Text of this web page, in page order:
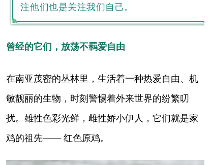
注他们也是关注我们自己。
曾经的它们，放荡不羁爱自由
在南亚茂密的丛林里，生活着一种热爱自由、机
敏靓丽的生物，时刻警惕着外来世界的纷繁叨
扰。雄性色彩光鲜，雌性娇小伊人，它们就是家
鸡的祖先—— 红色原鸡。